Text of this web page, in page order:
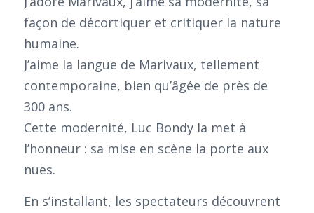
façon de décortiquer et critiquer la nature
humaine.
J’aime la langue de Marivaux, tellement
contemporaine, bien qu’âgée de près de
300 ans.
Cette modernité, Luc Bondy la met à
l’honneur : sa mise en scène la porte aux
nues.
En s’installant, les spectateurs découvrent